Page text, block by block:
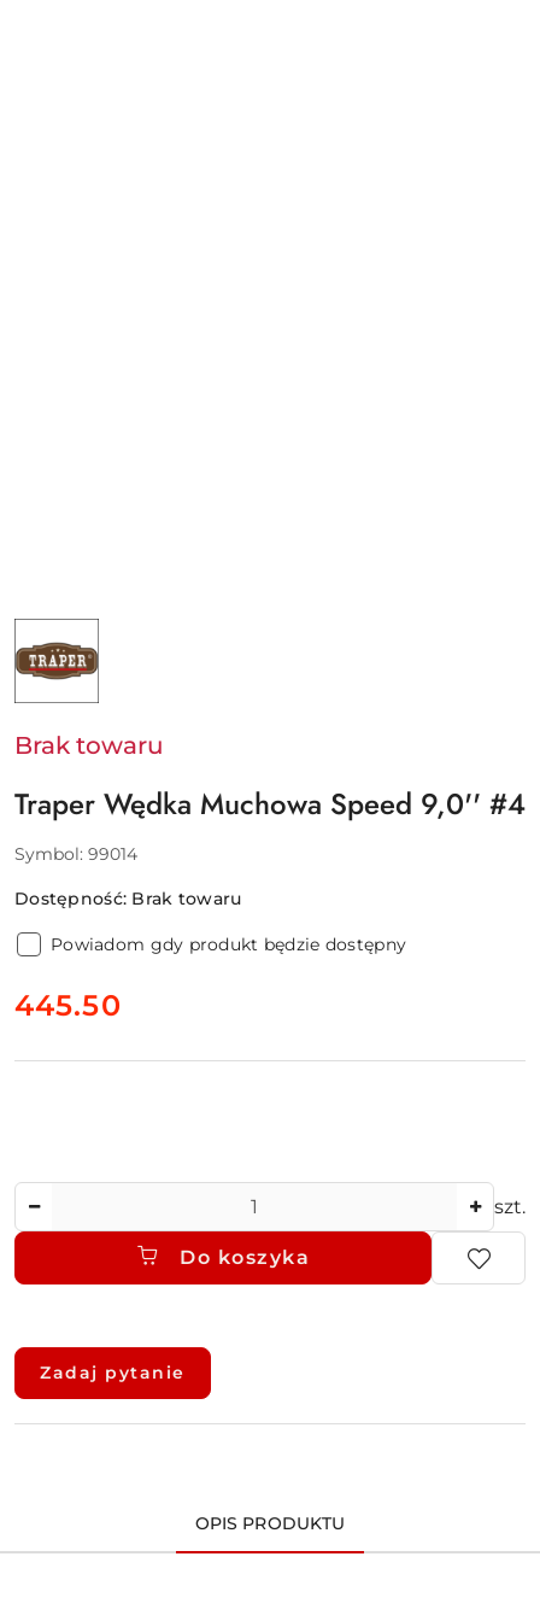
NAZWA
PRODUCENTA:
TRAPER
Brak towaru
Traper Wędka Muchowa Speed 9,0'' #4
Symbol: 99014
Dostępność: Brak towaru
Powiadom gdy produkt będzie dostępny
cena:
445.50
szt.
Do koszyka
Dostępność
dostawa
Zadaj pytanie
OPIS PRODUKTU